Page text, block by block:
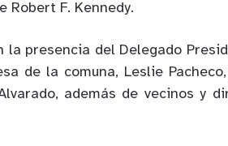
Robert F. Kennedy.
la presencia del Delegado
de la comuna, Leslie
además de vecinos y